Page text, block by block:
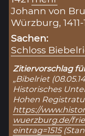
Johann von
Würzburg,
Sachen:
Schloss
Zitiervorschlag
„Bibelriet
Historisches
Hohen
https://
wuerzburg.de/
eintrag=1515